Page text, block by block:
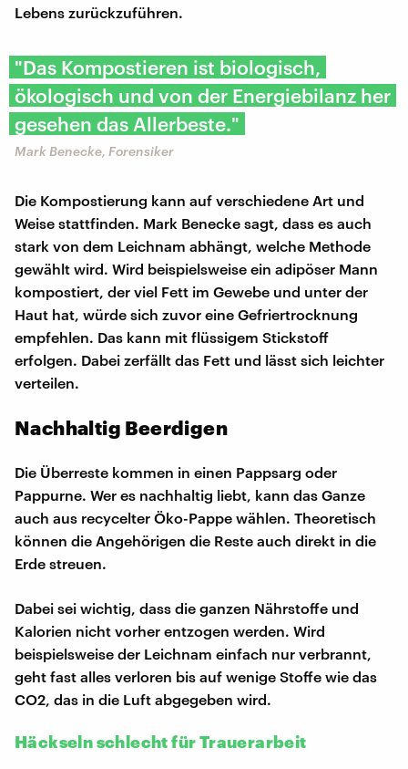
Lebens zurückzuführen.
"Das Kompostieren ist biologisch,
ökologisch und von der Energiebilanz her
gesehen das Allerbeste."
Mark Benecke, Forensiker
Die Kompostierung kann auf verschiedene Art und
Weise stattfinden. Mark Benecke sagt, dass es auch
stark von dem Leichnam abhängt, welche Methode
gewählt wird. Wird beispielsweise ein adipöser Mann
kompostiert, der viel Fett im Gewebe und unter der
Haut hat, würde sich zuvor eine Gefriertrocknung
empfehlen. Das kann mit flüssigem Stickstoff
erfolgen. Dabei zerfällt das Fett und lässt sich leichter
verteilen.
Nachhaltig Beerdigen
Die Überreste kommen in einen Pappsarg oder
Pappurne. Wer es nachhaltig liebt, kann das Ganze
auch aus recycelter Öko-Pappe wählen. Theoretisch
können die Angehörigen die Reste auch direkt in die
Erde streuen.
Dabei sei wichtig, dass die ganzen Nährstoffe und
Kalorien nicht vorher entzogen werden. Wird
beispielsweise der Leichnam einfach nur verbrannt,
geht fast alles verloren bis auf wenige Stoffe wie das
CO2, das in die Luft abgegeben wird.
Häckseln schlecht für Trauerarbeit